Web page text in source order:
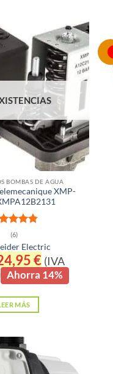
BOMBAS DE AGUA
XMP-
4.83
5
(6)
Electric
era:
€.
€El
precio
actual
es:
(IVA
Ahorra 14%
MÁS